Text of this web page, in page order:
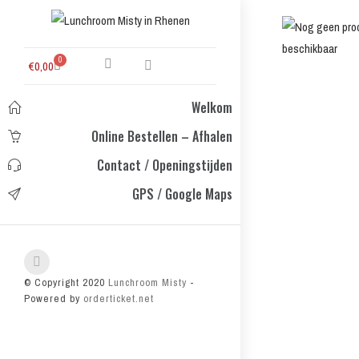
€0,00 0
Welkom
Online Bestellen – Afhalen
Contact / Openingstijden
GPS / Google Maps
© Copyright 2020 Lunchroom Misty -
Powered by orderticket.net